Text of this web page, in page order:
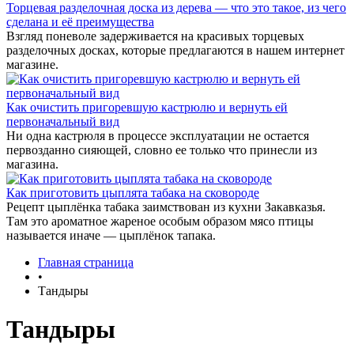
Торцевая разделочная доска из дерева — что это такое, из чего
сделана и её преимущества
Взгляд поневоле задерживается на красивых торцевых
разделочных досках, которые предлагаются в нашем интернет
магазине.
Как очистить пригоревшую кастрюлю и вернуть ей
первоначальный вид
Ни одна кастрюля в процессе эксплуатации не остается
первозданно сияющей, словно ее только что принесли из
магазина.
Как приготовить цыплята табака на сковороде
Рецепт цыплёнка табака заимствован из кухни Закавказья.
Там это ароматное жареное особым образом мясо птицы
называется иначе — цыплёнок тапака.
Главная страница
•
Тандыры
Тандыры